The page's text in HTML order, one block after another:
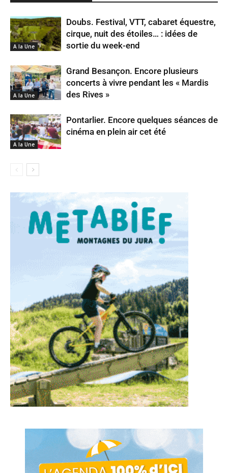
A la Une
Doubs. Festival, VTT, cabaret équestre,
cirque, nuit des étoiles… : idées de
sortie du week-end
A la Une
Grand Besançon. Encore plusieurs
concerts à vivre pendant les « Mardis
des Rives »
A la Une
Pontarlier. Encore quelques séances de
cinéma en plein air cet été